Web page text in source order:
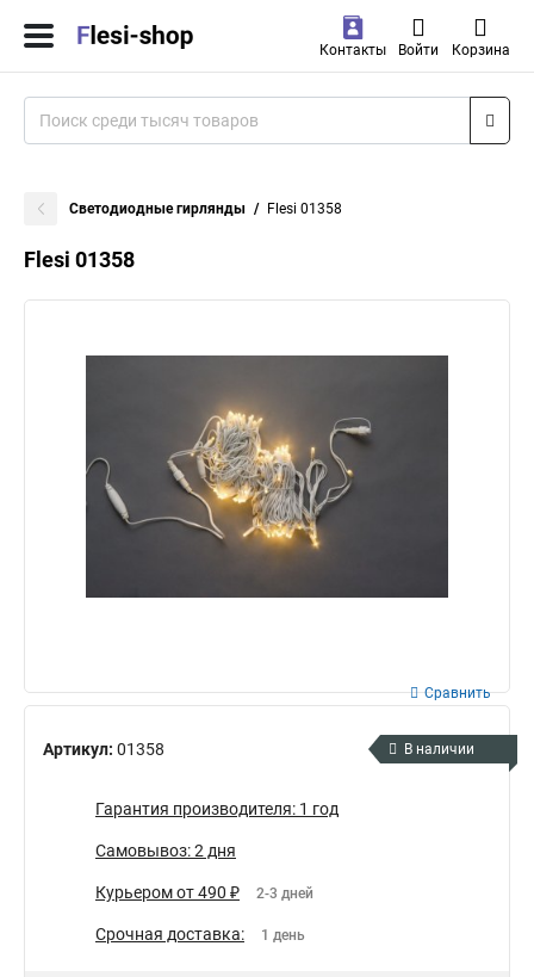
Контакты Войти Корзина
Светодиодные гирлянды Flesi 01358
Flesi 01358
Артикул: 01358
Сравнить
В наличии
Гарантия производителя: 1 год
Самовывоз: 2 дня
Курьером от 490 ₽ 2-3 дней
Срочная доставка: 1 день